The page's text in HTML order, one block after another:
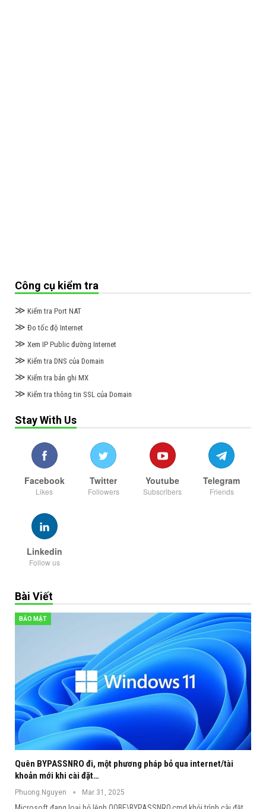
Công cụ kiểm tra
≫ Kiểm tra Port NAT
≫ Đo tốc độ Internet
≫ Xem IP Public đường Internet
≫ Kiểm tra DNS của Domain
≫ Kiểm tra bản ghi MX
≫ Kiểm tra thông tin SSL của Domain
Stay With Us
Facebook
Likes
Twitter
Followers
Youtube
Subscribers
Telegram
Friends
Linkedin
Follow us
Bài Viết
BẢO MẬT
Quên BYPASSNRO đi, một phương pháp bỏ qua internet/tài
khoản mới khi cài đặt…
Phuong.Nguyen Mar 31, 2025